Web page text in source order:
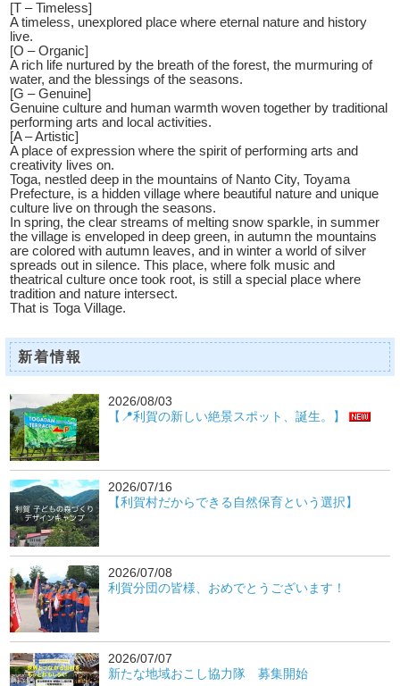
[T – Timeless]
A timeless, unexplored place where eternal nature and history
live.
[O – Organic]
A rich life nurtured by the breath of the forest, the murmuring of
water, and the blessings of the seasons.
[G – Genuine]
Genuine culture and human warmth woven together by traditional
performing arts and local activities.
[A – Artistic]
A place of expression where the spirit of performing arts and
creativity lives on.
Toga, nestled deep in the mountains of Nanto City, Toyama
Prefecture, is a hidden village where beautiful nature and unique
culture live on through the seasons.
In spring, the clear streams of melting snow sparkle, in summer
the village is enveloped in deep green, in autumn the mountains
are colored with autumn leaves, and in winter a world of silver
spreads out in silence. This place, where folk music and
theatrical culture once took root, is still a special place where
tradition and nature intersect.
That is Toga Village.
新着情報
2026/08/03
【📍利賀の新しい絶景スポット、誕生。】
2026/07/16
【利賀村だからできる自然保育という選択】
2026/07/08
利賀分団の皆様、おめでとうございます！
2026/07/07
新たな地域おこし協力隊 募集開始